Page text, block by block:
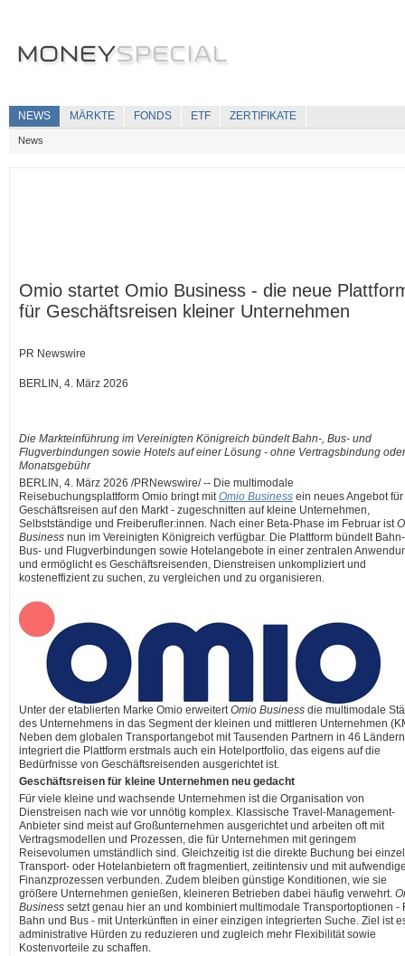
NEWS MÄRKTE FONDS ETF ZERTIFIKATE
News
Omio startet Omio Business - die neue
für Geschäftsreisen kleiner Unternehmen
PR Newswire
BERLIN, 4. März 2026
Die Markteinführung im Vereinigten Königreich bündelt Bahn-, Bus- und
Flugverbindungen sowie Hotels auf einer Lösung - ohne Vertragsbindung oder
Monatsgebühr
BERLIN , 4. März 2026 /PRNewswire/ -- Die multimodale
Reisebuchungsplattform Omio bringt mitOmio Business ein neues Angebot für
Geschäftsreisen auf den Markt - zugeschnitten auf kleine Unternehmen,
Selbstständige und Freiberufler:innen. Nach einer Beta-Phase im Februar ist
Business nun im Vereinigten Königreich verfügbar. Die Plattform bündelt
Bus- und Flugverbindungen sowie Hotelangebote in einer zentralen
und ermöglicht es Geschäftsreisenden, Dienstreisen unkompliziert und
kosteneffizient zu suchen, zu vergleichen und zu organisieren.
Unter der etablierten Marke Omio erweitertOmio Business die multimodale
des Unternehmens in das Segment der kleinen und mittleren Unternehmen
Neben dem globalen Transportangebot mit Tausenden Partnern in 46 Ländern
integriert die Plattform erstmals auch ein Hotelportfolio, das eigens auf die
Bedürfnisse von Geschäftsreisenden ausgerichtet ist.
Geschäftsreisen für kleine Unternehmen neu gedacht
Für viele kleine und wachsende Unternehmen ist die Organisation von
Dienstreisen nach wie vor unnötig komplex. Klassische Travel-Management-
Anbieter sind meist auf Großunternehmen ausgerichtet und arbeiten oft mit
Vertragsmodellen und Prozessen, die für Unternehmen mit geringem
Reisevolumen umständlich sind. Gleichzeitig ist die direkte Buchung bei
Transport- oder Hotelanbietern oft fragmentiert, zeitintensiv und mit
Finanzprozessen verbunden. Zudem bleiben günstige Konditionen, wie sie
größere Unternehmen genießen, kleineren Betrieben dabei häufig verwehrt.
Business setzt genau hier an und kombiniert multimodale Transportoptionen -
Bahn und Bus - mit Unterkünften in einer einzigen integrierten Suche. Ziel ist
administrative Hürden zu reduzieren und zugleich mehr Flexibilität sowie
Kostenvorteile zu schaffen.